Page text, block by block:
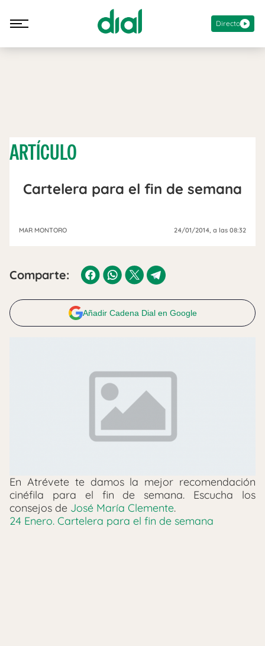
Directo
ARTÍCULO
Cartelera para el fin de semana
MAR MONTORO 24/01/2014, a las 08:32
Comparte:
Añadir Cadena Dial en Google
En Atrévete te damos la mejor recomendación
cinéfila para el fin de semana. Escucha los
consejos de José María Clemente.
24 Enero. Cartelera para el fin de semana